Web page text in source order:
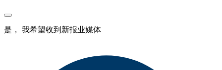
是， 我希望收到新报业媒体